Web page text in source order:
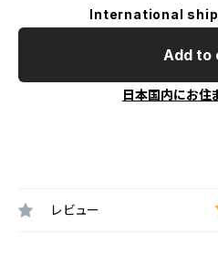
International
Add to
日本国内にお住
レビュー